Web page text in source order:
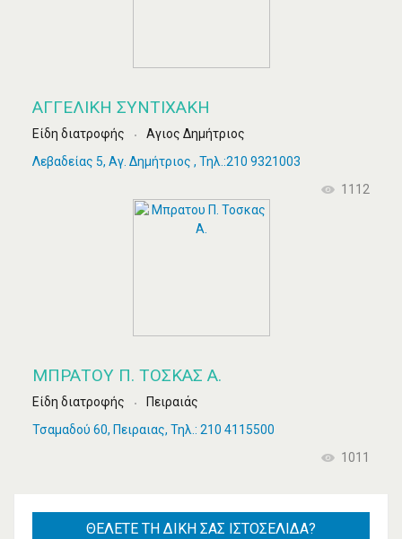
ΑΓΓΕΛΙΚΉ ΣΥΝΤΙΧΆΚΗ
Είδη διατροφής
Αγιος Δημήτριος
Λεβαδείας 5, Αγ. Δημήτριος , Τηλ.:210 9321003
1112
ΜΠΡΑΤΟΥ Π. ΤΟΣΚΑΣ Α.
Είδη διατροφής
Πειραιάς
Τσαμαδού 60, Πειραιας, Τηλ.: 210 4115500
1011
ΘΈΛΕΤΕ ΤΗ ΔΙΚΉ ΣΑΣ ΙΣΤΟΣΕΛΊΔΑ?